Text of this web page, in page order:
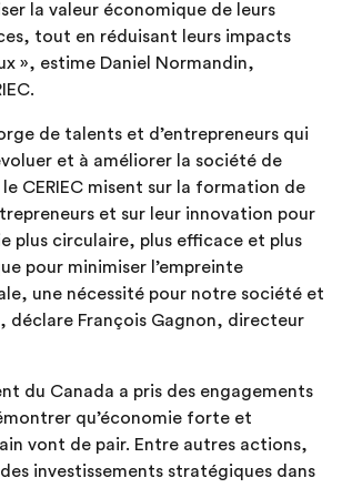
la valeur économique de leurs
tout en réduisant leurs impacts
», estime Daniel Normandin,
de talents et d’entrepreneurs qui
et à améliorer la société de
le CERIEC misent sur la formation de
et sur leur innovation pour
plus circulaire, plus efficace et plus
pour minimiser l’empreinte
une nécessité pour notre société et
déclare François Gagnon, directeur
du Canada a pris des engagements
qu’économie forte et
vont de pair. Entre autres actions,
investissements stratégiques dans